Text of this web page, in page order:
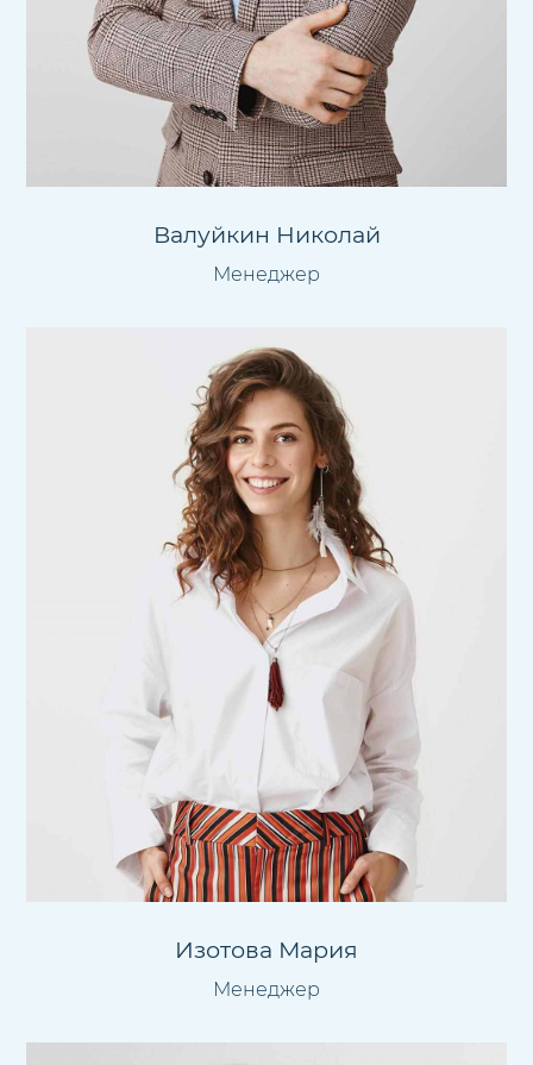
Валуйкин Николай
Менеджер
Изотова Мария
Менеджер